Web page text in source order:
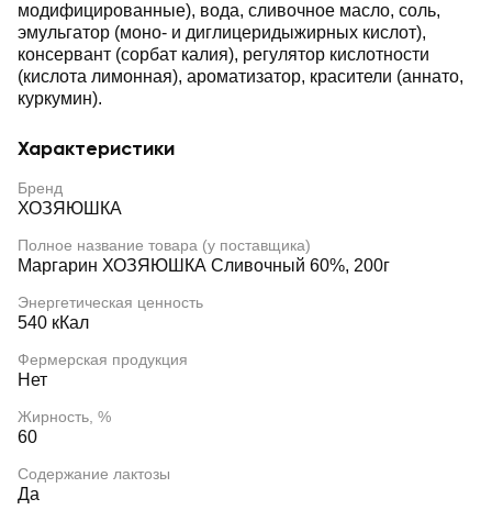
модифицированные), вода, сливочное масло, соль,
эмульгатор (моно- и диглицеридыжирных кислот),
консервант (сорбат калия), регулятор кислотности
(кислота лимонная), ароматизатор, красители (аннато,
куркумин).
Характеристики
Бренд
ХОЗЯЮШКА
Полное название товара (у поставщика)
Маргарин ХОЗЯЮШКА Сливочный 60%, 200г
Энергетическая ценность
540 кКал
Фермерская продукция
Нет
Жирность, %
60
Содержание лактозы
Да